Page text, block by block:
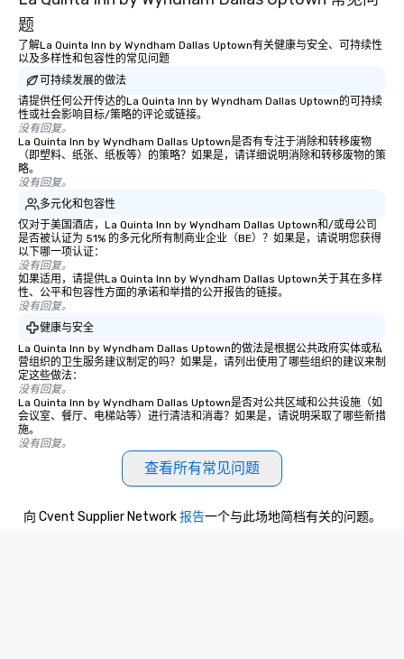
题
了解La Quinta Inn by Wyndham Dallas Uptown有关健康与安全、可持续性
以及多样性和包容性的常见问题
可持续发展的做法
请提供任何公开传达的La Quinta Inn by Wyndham Dallas Uptown的可持续
性或社会影响目标/策略的评论或链接。
没有回复。
La Quinta Inn by Wyndham Dallas Uptown是否有专注于消除和转移废物
（即塑料、纸张、纸板等）的策略？如果是，请详细说明消除和转移废物的策
略。
没有回复。
多元化和包容性
仅对于美国酒店，La Quinta Inn by Wyndham Dallas Uptown和/或母公司
是否被认证为 51% 的多元化所有制商业企业（BE）？如果是，请说明您获得
以下哪一项认证：
没有回复。
如果适用，请提供La Quinta Inn by Wyndham Dallas Uptown关于其在多样
性、公平和包容性方面的承诺和举措的公开报告的链接。
没有回复。
健康与安全
La Quinta Inn by Wyndham Dallas Uptown的做法是根据公共政府实体或私
营组织的卫生服务建议制定的吗？如果是，请列出使用了哪些组织的建议来制
定这些做法：
没有回复。
La Quinta Inn by Wyndham Dallas Uptown是否对公共区域和公共设施（如
会议室、餐厅、电梯站等）进行清洁和消毒？如果是，请说明采取了哪些新措
施。
没有回复。
查看所有常见问题
向 Cvent Supplier Network报告一个与此场地简档有关的问题。